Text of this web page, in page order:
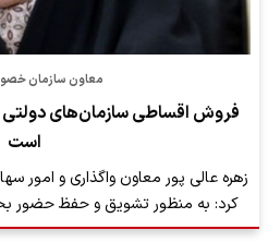
معاون سازمان
فروش اقساطی سازمان‌های
است
زهره عالی پور معاون واگذاری و
کرد: به منظور تشویق و حفظ